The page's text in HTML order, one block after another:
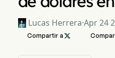
Lucas Herrera·Apr 24
Compartir a 